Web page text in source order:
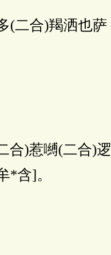
二合)羯洒也萨
)惹嚩(二合)逻
*含]。